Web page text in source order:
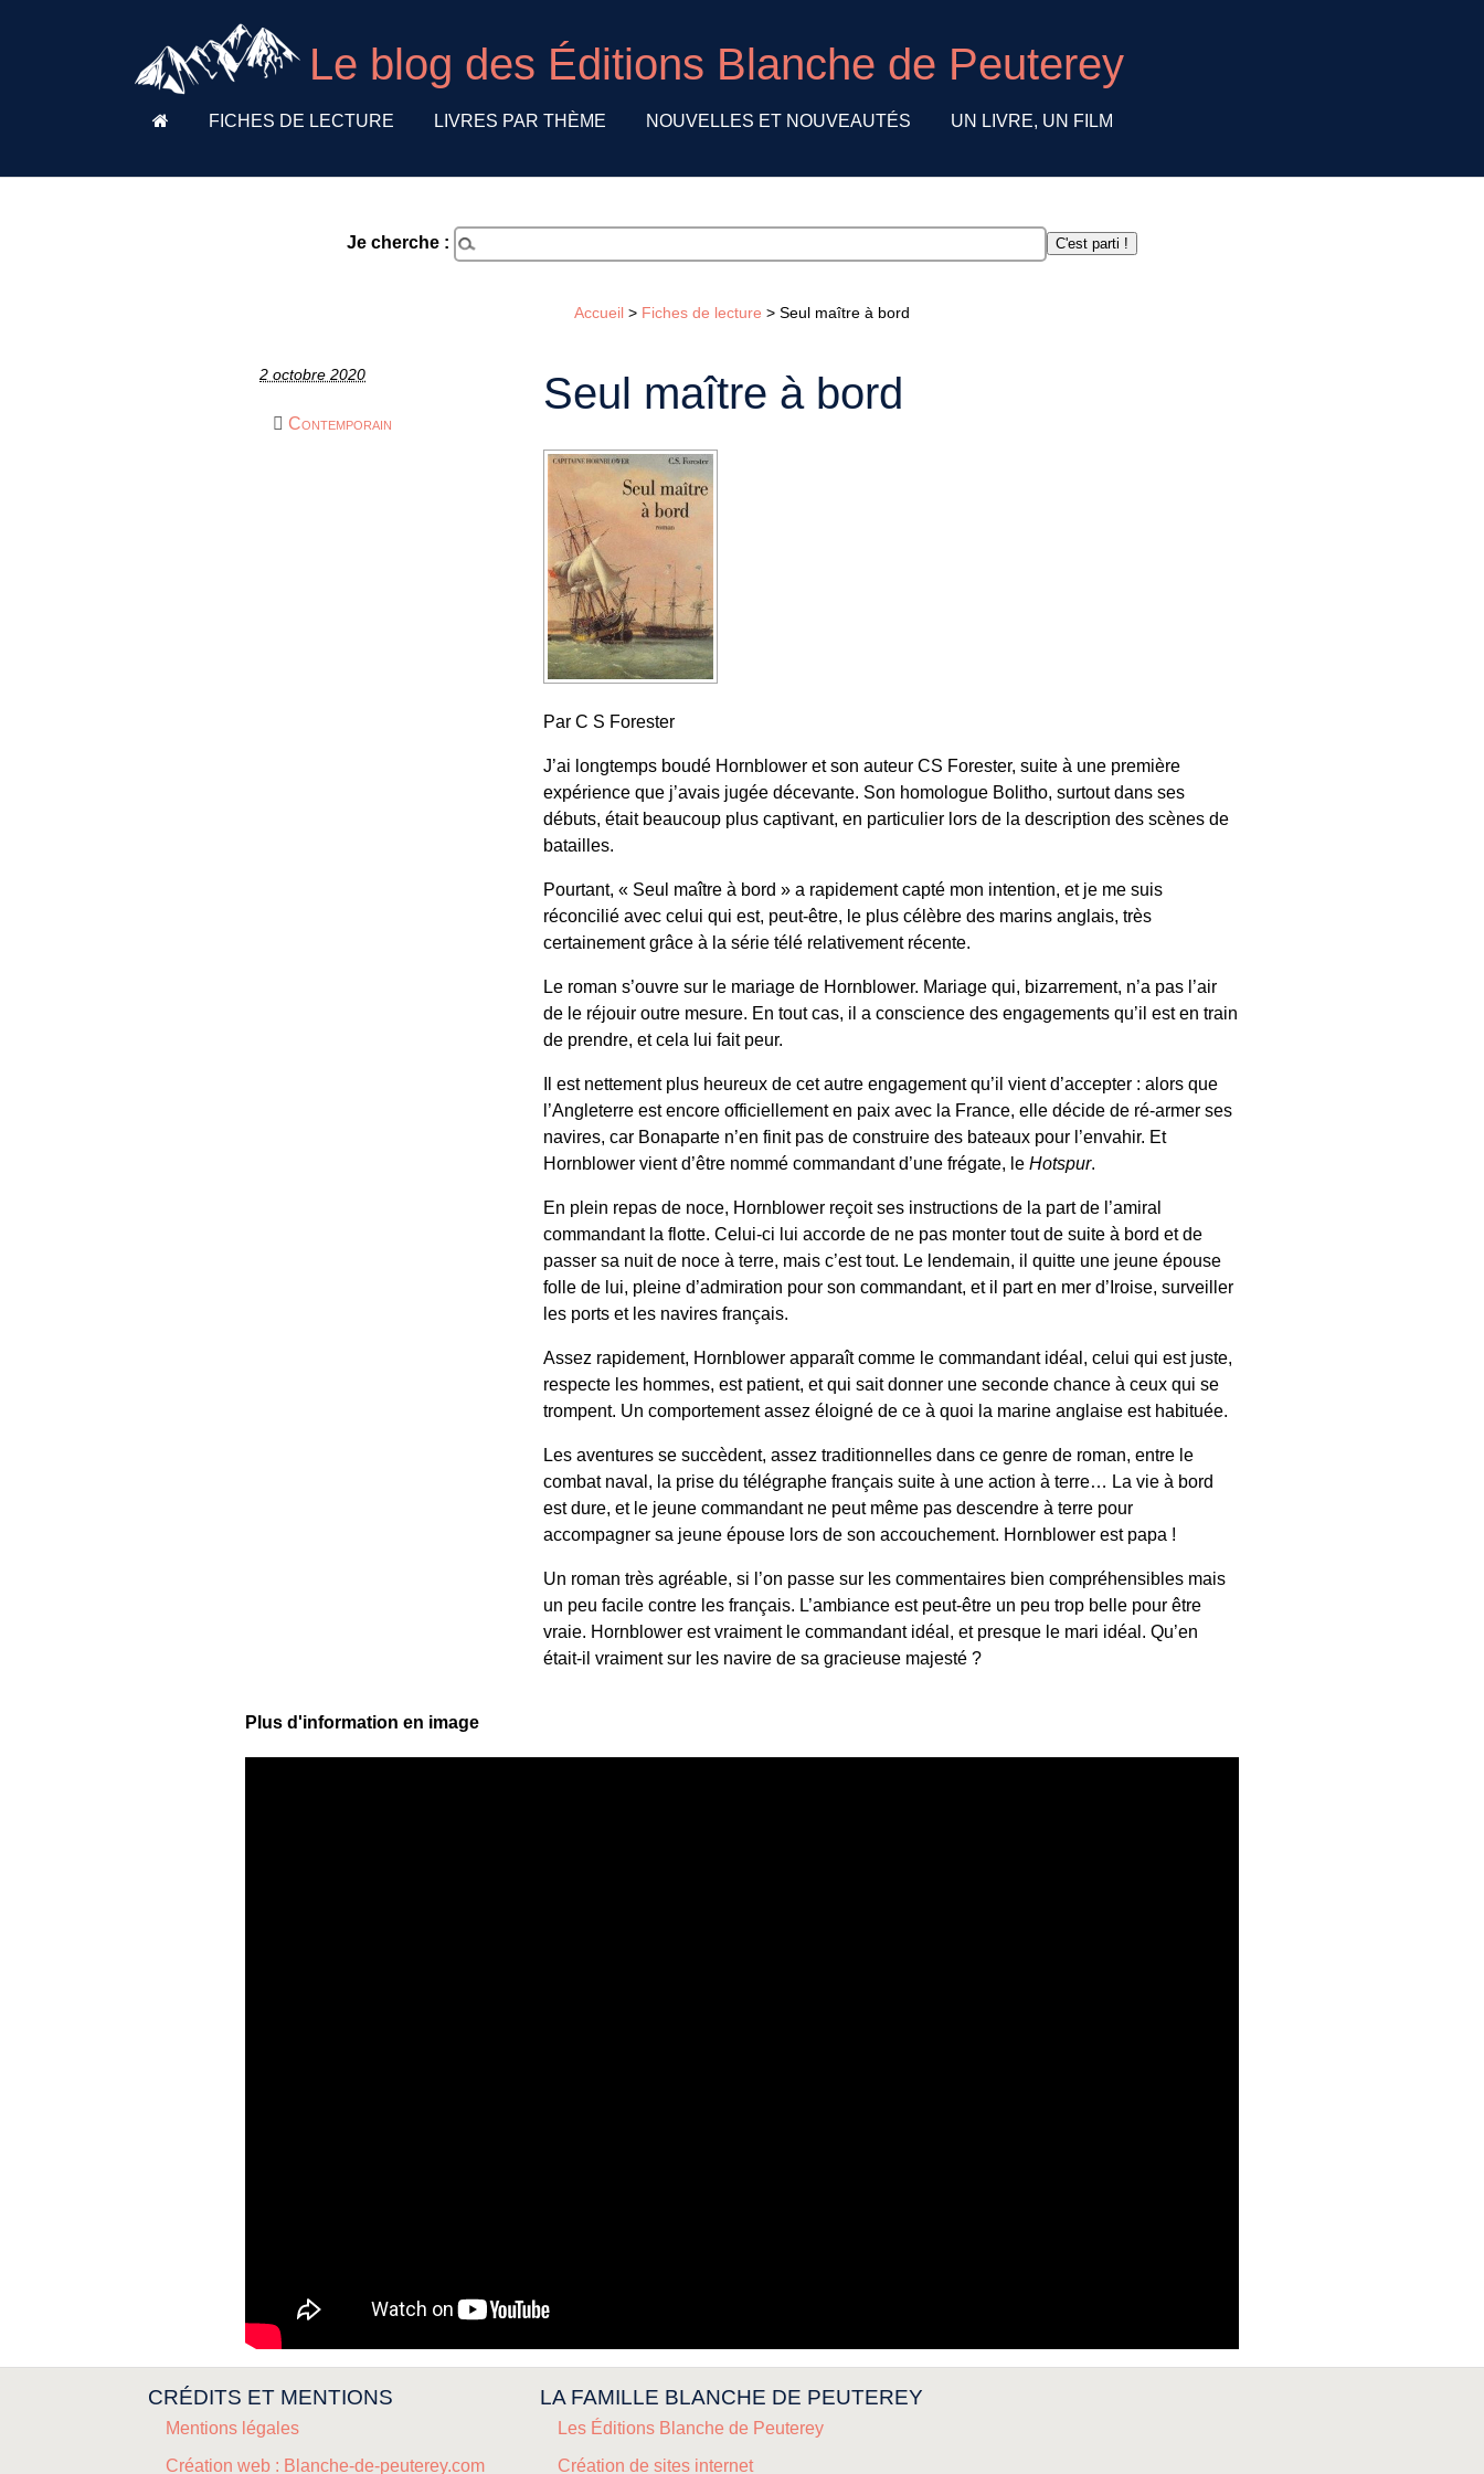
Le blog des Éditions Blanche de Peuterey
FICHES DE LECTURE LIVRES PAR THÈME NOUVELLES ET NOUVEAUTÉS UN LIVRE, UN FILM
Je cherche :
Accueil > Fiches de lecture > Seul maître à bord
2 octobre 2020
Contemporain
Seul maître à bord
Par C S Forester
J’ai longtemps boudé Hornblower et son auteur CS Forester, suite à une première
expérience que j’avais jugée décevante. Son homologue Bolitho, surtout dans ses
débuts, était beaucoup plus captivant, en particulier lors de la description des scènes de
batailles.
Pourtant, « Seul maître à bord » a rapidement capté mon intention, et je me suis
réconcilié avec celui qui est, peut-être, le plus célèbre des marins anglais, très
certainement grâce à la série télé relativement récente.
Le roman s’ouvre sur le mariage de Hornblower. Mariage qui, bizarrement, n’a pas l’air
de le réjouir outre mesure. En tout cas, il a conscience des engagements qu’il est en train
de prendre, et cela lui fait peur.
Il est nettement plus heureux de cet autre engagement qu’il vient d’accepter : alors que
l’Angleterre est encore officiellement en paix avec la France, elle décide de ré-armer ses
navires, car Bonaparte n’en finit pas de construire des bateaux pour l’envahir. Et
Hornblower vient d’être nommé commandant d’une frégate, le Hotspur.
En plein repas de noce, Hornblower reçoit ses instructions de la part de l’amiral
commandant la flotte. Celui-ci lui accorde de ne pas monter tout de suite à bord et de
passer sa nuit de noce à terre, mais c’est tout. Le lendemain, il quitte une jeune épouse
folle de lui, pleine d’admiration pour son commandant, et il part en mer d’Iroise, surveiller
les ports et les navires français.
Assez rapidement, Hornblower apparaît comme le commandant idéal, celui qui est juste,
respecte les hommes, est patient, et qui sait donner une seconde chance à ceux qui se
trompent. Un comportement assez éloigné de ce à quoi la marine anglaise est habituée.
Les aventures se succèdent, assez traditionnelles dans ce genre de roman, entre le
combat naval, la prise du télégraphe français suite à une action à terre… La vie à bord
est dure, et le jeune commandant ne peut même pas descendre à terre pour
accompagner sa jeune épouse lors de son accouchement. Hornblower est papa !
Un roman très agréable, si l’on passe sur les commentaires bien compréhensibles mais
un peu facile contre les français. L’ambiance est peut-être un peu trop belle pour être
vraie. Hornblower est vraiment le commandant idéal, et presque le mari idéal. Qu’en
était-il vraiment sur les navire de sa gracieuse majesté ?
Plus d'information en image
CRÉDITS ET MENTIONS
Mentions légales
Création web : Blanche-de-peuterey.com
LA FAMILLE BLANCHE DE PEUTEREY
Les Éditions Blanche de Peuterey
Création de sites internet